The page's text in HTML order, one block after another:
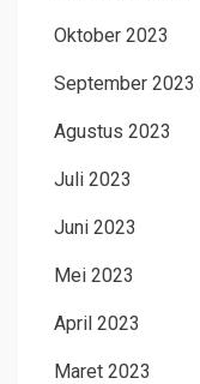
Oktober 2023
September 2023
Agustus 2023
Juli 2023
Juni 2023
Mei 2023
April 2023
Maret 2023